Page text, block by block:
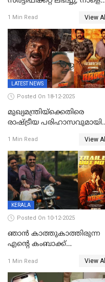
1 Min Read View All
LATEST NEWS
Posted On 18-12-2025
മുഖ്യമന്ത്രിയ്ക്കെതിരെ
രാഷ്ട്രീയ പരിഹാസവുമായി
1 Min Read View All
KERALA
Posted On 10-12-2025
ഞാന്‍ കാത്തുകാത്തിരുന്ന
എന്റെ കംബാക്ക്
പുറത്ത്
1 Min Read View All